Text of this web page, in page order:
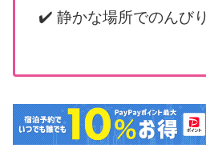
✔️ 静かな場所でのんび